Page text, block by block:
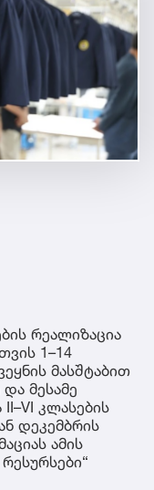
რეალიზაცია
1–14
მასშტაბით
მესამე
კლასების
დეკემბრის
ამის